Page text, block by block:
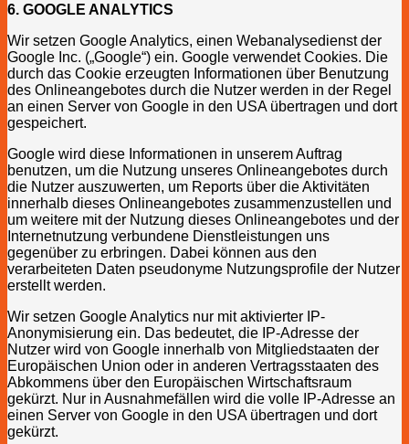
6. GOOGLE ANALYTICS
Wir setzen Google Analytics, einen Webanalysedienst der
Google Inc. („Google“) ein. Google verwendet Cookies. Die
durch das Cookie erzeugten Informationen über Benutzung
des Onlineangebotes durch die Nutzer werden in der Regel
an einen Server von Google in den USA übertragen und dort
gespeichert.
Google wird diese Informationen in unserem Auftrag
benutzen, um die Nutzung unseres Onlineangebotes durch
die Nutzer auszuwerten, um Reports über die Aktivitäten
innerhalb dieses Onlineangebotes zusammenzustellen und
um weitere mit der Nutzung dieses Onlineangebotes und der
Internetnutzung verbundene Dienstleistungen uns
gegenüber zu erbringen. Dabei können aus den
verarbeiteten Daten pseudonyme Nutzungsprofile der Nutzer
erstellt werden.
Wir setzen Google Analytics nur mit aktivierter IP-
Anonymisierung ein. Das bedeutet, die IP-Adresse der
Nutzer wird von Google innerhalb von Mitgliedstaaten der
Europäischen Union oder in anderen Vertragsstaaten des
Abkommens über den Europäischen Wirtschaftsraum
gekürzt. Nur in Ausnahmefällen wird die volle IP-Adresse an
einen Server von Google in den USA übertragen und dort
gekürzt.